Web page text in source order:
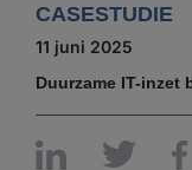
CASESTUDIE
11 juni 2025
Duurzame IT-inzet